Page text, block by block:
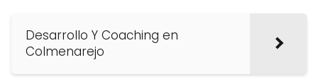
Desarrollo Y Coaching en
Colmenarejo